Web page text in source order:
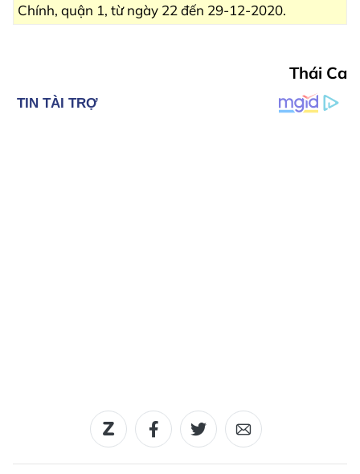
Chính, quận 1, từ ngày 22 đến 29-12-2020.
Thái Ca